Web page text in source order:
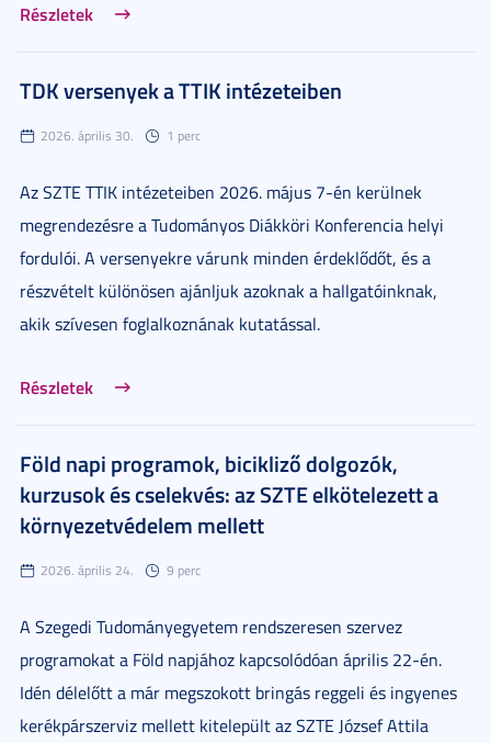
Részletek
TDK versenyek a TTIK intézeteiben
2026. április 30. 1 perc
Az SZTE TTIK intézeteiben 2026. május 7-én kerülnek
megrendezésre a Tudományos Diákköri Konferencia helyi
fordulói. A versenyekre várunk minden érdeklődőt, és a
részvételt különösen ajánljuk azoknak a hallgatóinknak,
akik szívesen foglalkoznának kutatással.
Részletek
Föld napi programok, bicikliző dolgozók,
kurzusok és cselekvés: az SZTE elkötelezett a
környezetvédelem mellett
2026. április 24. 9 perc
A Szegedi Tudományegyetem rendszeresen szervez
programokat a Föld napjához kapcsolódóan április 22-én.
Idén délelőtt a már megszokott bringás reggeli és ingyenes
kerékpárszerviz mellett kitelepült az SZTE József Attila